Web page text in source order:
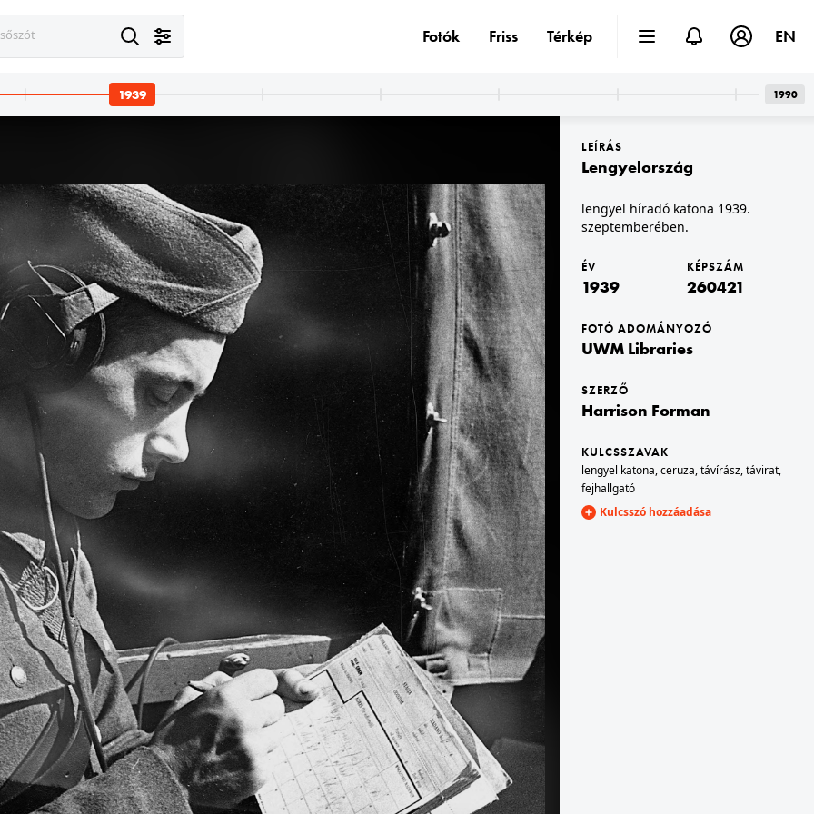
napjaiban lebombázott ulica Obozowa 76. számú ház udvara, jobbra a 74-es számú ház ulica Bolecha felőli szárnya, előtte egy elkerített bombatölcsér.
1939 · Varsó
a II. világháború első napjaiban bombázott épület az ulica Obozowa-n.
1939 · Varsó
Szász Palota.
Palota.
1939 · Varsó
Szász Palota.
1939 · Varsó
Szász Palota.
1939 · Varsó
varsói rendőrnő.
Varsó
Wierzbowa, balra a Brühl-palota.
1939 · Varsó
ulica Obozowa, háttérben a II. világháború első napjaiban lebombázott 74. számú épület.
1939 · Lengyelország
LEÍRÁS
Lengyelország
lengyel híradó katona 1939.
szeptemberében.
ÉV
1939
KÉPSZÁM
260421
FOTÓ ADOMÁNYOZÓ
UWM Libraries
SZERZŐ
Harrison Forman
KULCSSZAVAK
lengyel katona,ceruza,távírász,távirat,
fejhallgató
Kulcsszó hozzáadása
Fotók Friss Térkép EN
1990
1939